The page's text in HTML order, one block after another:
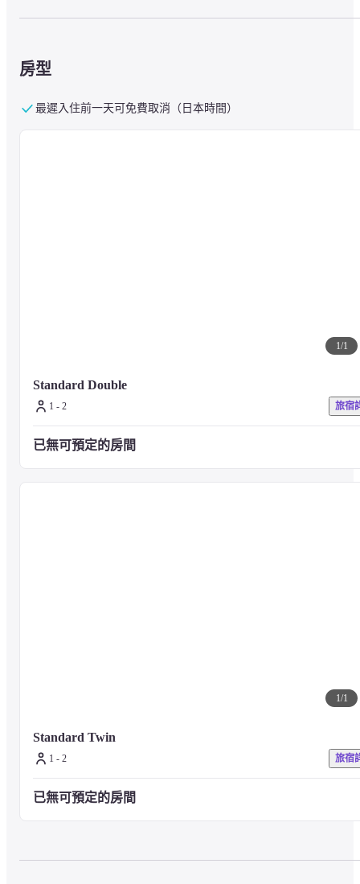
早餐 07：00~10：00 （LO 09：30）
房型
最遲入住前一天可免費取消（日本時間）
1/1
Standard Double
1 - 2 旅宿
已無可預定的房間
1/1
Standard Twin
1 - 2 旅宿
已無可預定的房間